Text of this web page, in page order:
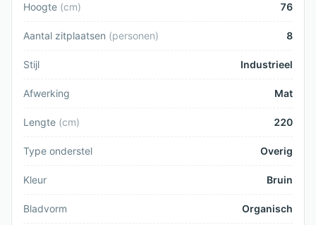
Hoogte (cm) 76
Aantal zitplaatsen (personen) 8
Stijl Industrieel
Afwerking Mat
Lengte (cm) 220
Type onderstel Overig
Kleur Bruin
Bladvorm Organisch